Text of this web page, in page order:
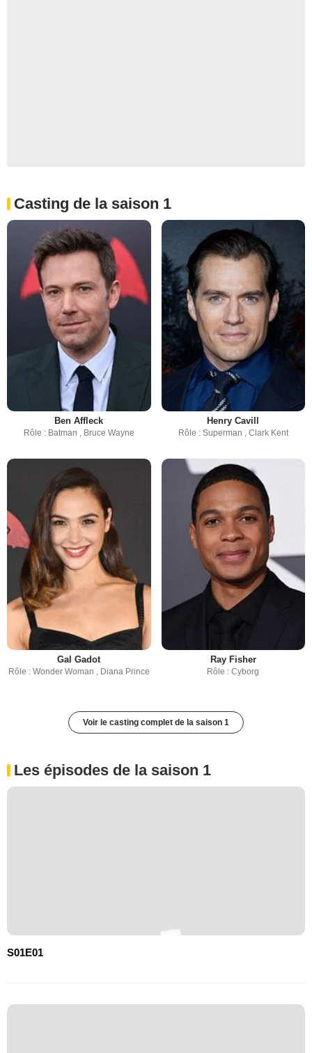
Casting de la saison 1
Ben Affleck
Rôle : Batman , Bruce Wayne
Henry Cavill
Rôle : Superman , Clark Kent
Gal Gadot
Rôle : Wonder Woman , Diana Prince
Ray Fisher
Rôle : Cyborg
Voir le casting complet de la saison 1
Les épisodes de la saison 1
S01E01